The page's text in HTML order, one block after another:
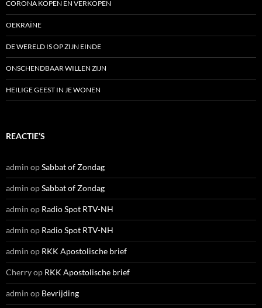
CORONA KOPEN EN VERKOPEN
OEKRAÏNE
DE WERELD IS OP ZIJN EINDE
ONSCHENDBAAR WILLEN ZIJN
HEILIGE GEEST IN JE WONEN
REACTIE’S
admin opSabbat of Zondag
admin opSabbat of Zondag
admin op Radio Spot RTV-NH
admin op Radio Spot RTV-NH
admin op RKK Apostolische brief
Cherryop RKK Apostolische brief
admin op Bevrijding